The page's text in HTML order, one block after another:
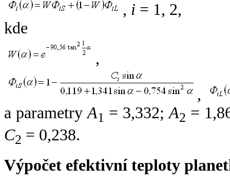
, i = 1, 2,
kde
,
,
a parametryA1 = 3,332;A2 =
C2 = 0,238.
Výpočet efektivní teploty